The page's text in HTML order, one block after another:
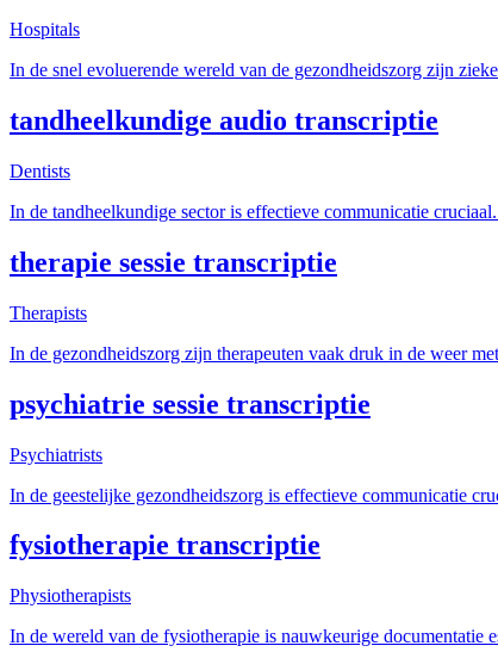
Hospitals
In de snel evoluerende wereld van de gezondheidszorg zijn
tandheelkundige audio transcriptie
Dentists
In de tandheelkundige sector is effectieve communicatie
therapie sessie transcriptie
Therapists
In de gezondheidszorg zijn therapeuten vaak druk in de weer
psychiatrie sessie transcriptie
Psychiatrists
In de geestelijke gezondheidszorg is effectieve communicatie
fysiotherapie transcriptie
Physiotherapists
In de wereld van de fysiotherapie is nauwkeurige documentatie